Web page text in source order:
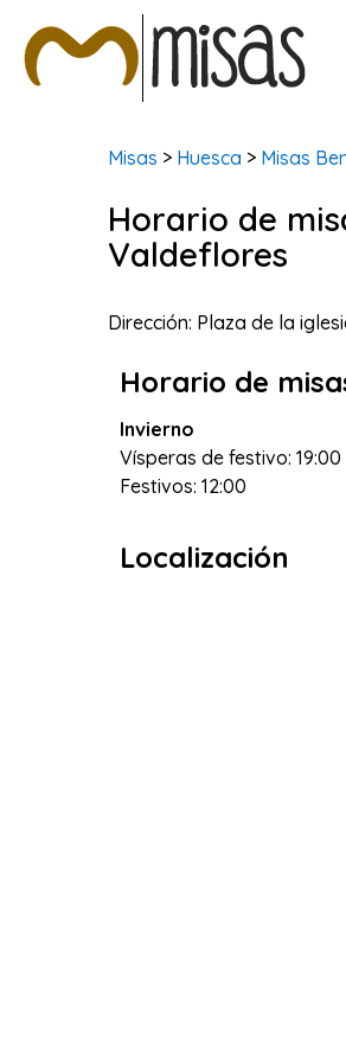
Misas > Huesca > Misas
Horario de
Valdeflores
Dirección: Plaza de la
Horario de
Invierno
Vísperas de festivo: 19:00
Festivos: 12:00
Localización